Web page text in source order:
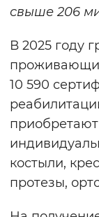
свыше 206
В 2025 году
10 590
костыли,
протезы,